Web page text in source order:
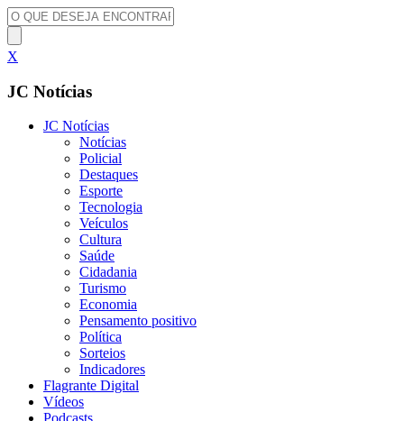
X
JC Notícias
JC Notícias
Notícias
Policial
Destaques
Esporte
Tecnologia
Veículos
Cultura
Saúde
Cidadania
Turismo
Economia
Pensamento positivo
Política
Sorteios
Indicadores
Flagrante Digital
Vídeos